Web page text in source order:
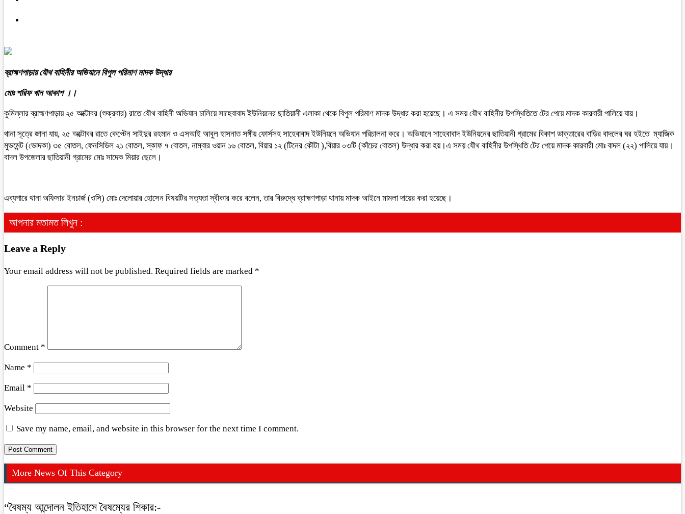
ব্রাহ্মণপাড়ায় যৌথ বাহিনীর অভিযানে বিপুল পরিমাণ মাদক উদ্ধার
মোঃ শরিফ খান আকাশ ।।
কুমিল্লার ব্রাহ্মণপাড়ায় ২৫ অক্টোবর (শুক্রবার) রাতে যৌথ বাহিনী অভিযান চালিয়ে সাহেবাবাদ ইউনিয়নের ছাতিয়ানী এলাকা থেকে বিপুল পরিমাণ মাদক উদ্ধার করা হয়েছে। এ সময় যৌথ বাহিনীর উপস্থিতিতে টের পেয়ে মাদক কারবারী পালিয়ে যায়।
থানা সূত্রে জানা যায়, ২৫ অক্টোবর রাতে কেপ্টেন সাইদুর রহমান ও এসআই আবুল হাসনাত সঙ্গীয় ফোর্সসহ সাহেবাবাদ ইউনিয়নে অভিযান পরিচালনা করে। অভিযানে সাহেবাবাদ ইউনিয়নের ছাতিয়ানী গ্রামের বিকাশ ডাক্তারের বাড়ির বাদলের ঘর হইতে ম্যাজিক
মুভমেন্ট (ভোদকা) ৩৫ বোতল, ফেনসিডিল ২১ বোতল, স্কাফ ৭ বোতল, নাম্বার ওয়ান ১৬ বোতল, বিয়ার ১২ (টিনের কৌটা ),বিয়ার ০৩টি (কাঁচের বোতল) উদ্ধার করা হয়।এ সময় যৌথ বাহিনীর উপস্থিতি টের পেয়ে মাদক কারবারী মোঃ বাদল (২২) পালিয়ে যায়।
বাদল উপজেলার ছাতিয়ানী গ্রামের মোঃ সাদেক মিয়ার ছেলে।
এব্যপারে থানা অফিসার ইনচার্জ (ওসি) মোঃ দেলোয়ার হোসেন বিষয়টির সত্যতা স্বীকার করে বলেন, তার বিরুদ্ধে ব্রাহ্মণপাড়া থানায় মাদক আইনে মামলা দায়ের করা হয়েছে।
আপনার মতামত লিখুন :
Leave a Reply
Your email address will not be published. Required fields are marked *
Comment *
Name *
Email *
Website
Save my name, email, and website in this browser for the next time I comment.
More News Of This Category
“বৈষম্য আন্দোলন ইতিহাসে বৈষম্যের শিকার:-